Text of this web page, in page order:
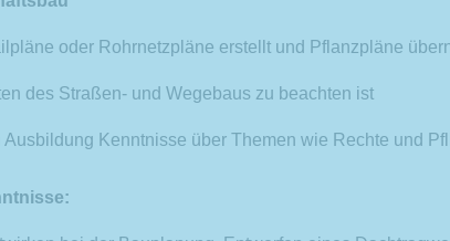
oder Rohrnetzpläne erstellt und Pflanzpläne
des Straßen- und Wegebaus zu beachten ist
Kenntnisse über Themen wie Rechte und